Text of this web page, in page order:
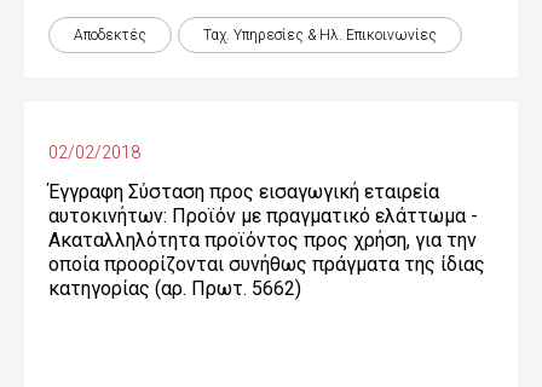
Αποδεκτές Ταχ. Υπηρεσίες & Ηλ. Επικοινωνίες
02/02/2018
Έγγραφη Σύσταση προς εισαγωγική εταιρεία
αυτοκινήτων: Προϊόν με πραγματικό ελάττωμα -
Ακαταλληλότητα προϊόντος προς χρήση, για την
οποία προορίζονται συνήθως πράγματα της ίδιας
κατηγορίας (αρ. Πρωτ. 5662)